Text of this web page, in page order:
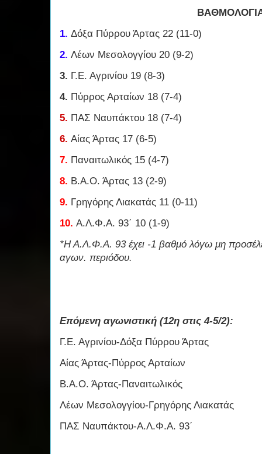
1. Δόξα Πύρρου Άρτας 22 (11-0)
2. Λέων Μεσολογγίου 20 (9-2)
3. Γ.Ε. Αγρινίου 19 (8-3)
4. Πύρρος Αρταίων 18 (7-4)
5. ΠΑΣ Ναυπάκτου 18 (7-4)
6. Αίας Άρτας 17 (6-5)
7. Παναιτωλικός 15 (4-7)
8. Β.Α.Ο. Άρτας 13 (2-9)
9. Γρηγόρης Λιακατάς 11 (0-11)
10. Α.Λ.Φ.Α. 93΄ 10 (1-9)
*Η Α.Λ.Φ.Α. 93 έχει -1 βαθμό λόγω μη
αγων. περιόδου.
Επόμενη αγωνιστική (12η στις 4-5/2):
Γ.Ε. Αγρινίου-Δόξα Πύρρου Άρτας
Αίας Άρτας-Πύρρος Αρταίων
Β.Α.Ο. Άρτας-Παναιτωλικός
Λέων Μεσολογγίου-Γρηγόρης Λιακατάς
ΠΑΣ Ναυπάκτου-Α.Λ.Φ.Α. 93΄